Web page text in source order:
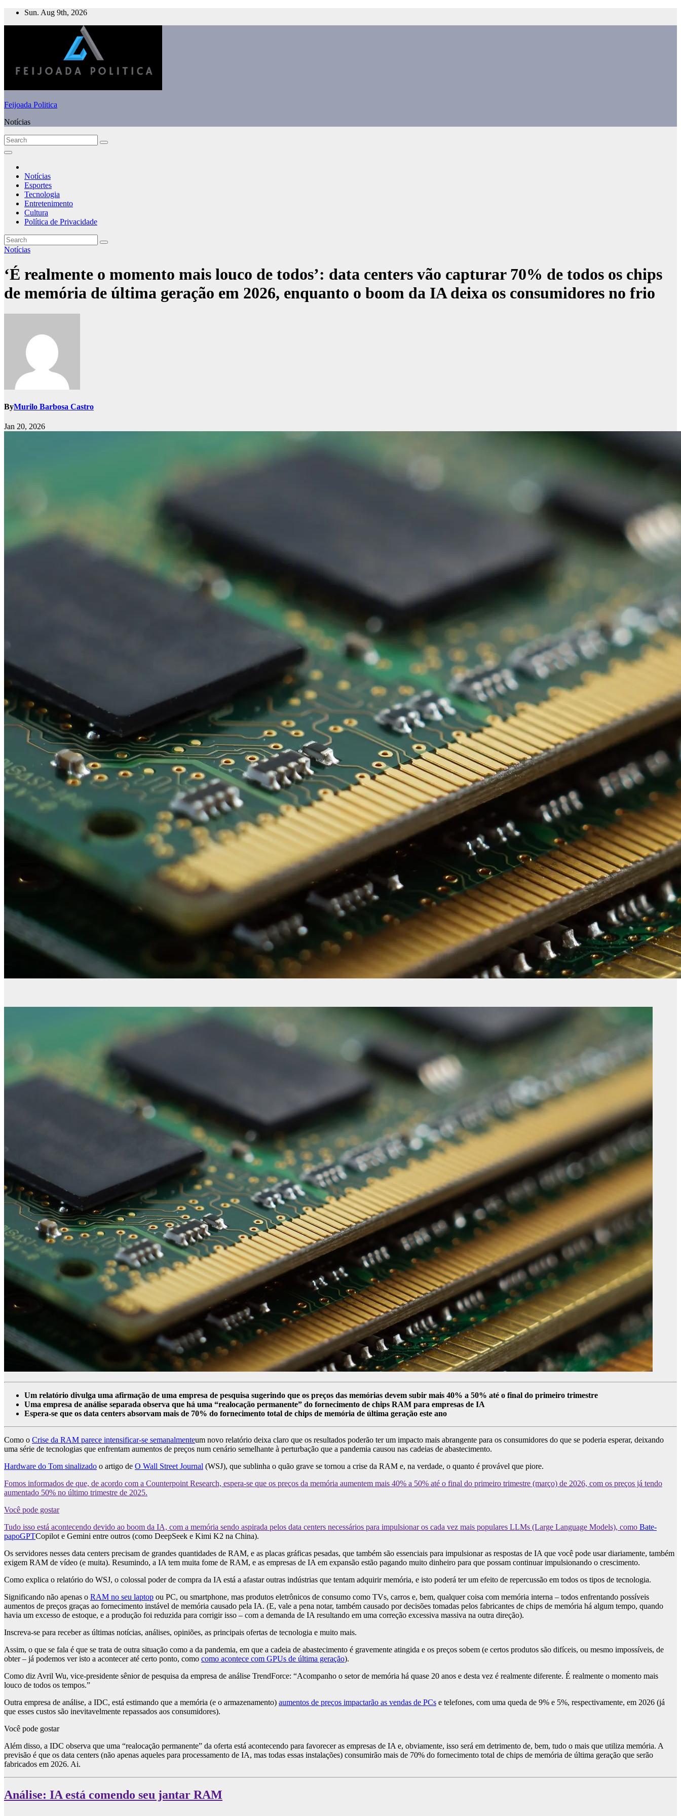
Skip
Sun. Aug 9th, 2026
Feijoada Politica
Notícias
Notícias
Esportes
Tecnologia
Entretenimento
Cultura
Política de Privacidade
Notícias
‘É realmente o momento mais louco de todos’: data centers vão capturar 70% de todos os chips
de memória de última geração em 2026, enquanto o boom da IA ​​deixa os consumidores no frio
ByMurilo Barbosa Castro
Jan 20, 2026
Um relatório divulga uma afirmação de uma empresa de pesquisa sugerindo que os preços das memórias devem subir mais 40% a 50% até o final do primeiro trimestre
Uma empresa de análise separada observa que há uma “realocação permanente” do fornecimento de chips RAM para empresas de IA
Espera-se que os data centers absorvam mais de 70% do fornecimento total de chips de memória de última geração este ano
Como o Crise da RAM parece intensificar-se semanalmenteum novo relatório deixa claro que os resultados poderão ter um impacto mais abrangente para os consumidores do que se poderia esperar, deixando
uma série de tecnologias que enfrentam aumentos de preços num cenário semelhante à perturbação que a pandemia causou nas cadeias de abastecimento.
Hardware do Tom sinalizado o artigo de O Wall Street Journal (WSJ), que sublinha o quão grave se tornou a crise da RAM e, na verdade, o quanto é provável que piore.
Fomos informados de que, de acordo com a Counterpoint Research, espera-se que os preços da memória aumentem mais 40% a 50% até o final do primeiro trimestre (março) de 2026, com os preços já tendo
aumentado 50% no último trimestre de 2025.
Você pode gostar
Tudo isso está acontecendo devido ao boom da IA, com a memória sendo aspirada pelos data centers necessários para impulsionar os cada vez mais populares LLMs (Large Language Models), como Bate-
papoGPTCopilot e Gemini entre outros (como DeepSeek e Kimi K2 na China).
Os servidores nesses data centers precisam de grandes quantidades de RAM, e as placas gráficas pesadas, que também são essenciais para impulsionar as respostas de IA que você pode usar diariamente, também
exigem RAM de vídeo (e muita). Resumindo, a IA tem muita fome de RAM, e as empresas de IA em expansão estão pagando muito dinheiro para que possam continuar impulsionando o crescimento.
Como explica o relatório do WSJ, o colossal poder de compra da IA ​​está a afastar outras indústrias que tentam adquirir memória, e isto poderá ter um efeito de repercussão em todos os tipos de tecnologia.
Significando não apenas o RAM no seu laptop ou PC, ou smartphone, mas produtos eletrônicos de consumo como TVs, carros e, bem, qualquer coisa com memória interna – todos enfrentando possíveis
aumentos de preços graças ao fornecimento instável de memória causado pela IA. (E, vale a pena notar, também causado por decisões tomadas pelos fabricantes de chips de memória há algum tempo, quando
havia um excesso de estoque, e a produção foi reduzida para corrigir isso – com a demanda de IA resultando em uma correção excessiva massiva na outra direção).
Inscreva-se para receber as últimas notícias, análises, opiniões, as principais ofertas de tecnologia e muito mais.
Assim, o que se fala é que se trata de outra situação como a da pandemia, em que a cadeia de abastecimento é gravemente atingida e os preços sobem (e certos produtos são difíceis, ou mesmo impossíveis, de
obter – já podemos ver isto a acontecer até certo ponto, como como acontece com GPUs de última geração).
Como diz Avril Wu, vice-presidente sênior de pesquisa da empresa de análise TrendForce: “Acompanho o setor de memória há quase 20 anos e desta vez é realmente diferente. É realmente o momento mais
louco de todos os tempos.”
Outra empresa de análise, a IDC, está estimando que a memória (e o armazenamento) aumentos de preços impactarão as vendas de PCs e telefones, com uma queda de 9% e 5%, respectivamente, em 2026 (já
que esses custos são inevitavelmente repassados ​​aos consumidores).
Você pode gostar
Além disso, a IDC observa que uma “realocação permanente” da oferta está acontecendo para favorecer as empresas de IA e, obviamente, isso será em detrimento de, bem, tudo o mais que utiliza memória. A
previsão é que os data centers (não apenas aqueles para processamento de IA, mas todas essas instalações) consumirão mais de 70% do fornecimento total de chips de memória de última geração que serão
fabricados em 2026. Ai.
Análise: IA está comendo seu jantar RAM